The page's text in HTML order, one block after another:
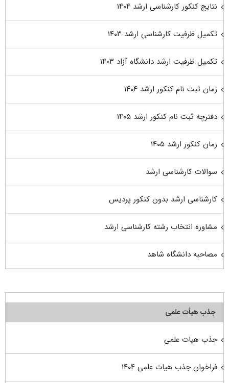
نتایج کنکور کارشناسی ارشد ۱۴۰۴
تکمیل ظرفیت کارشناسی ارشد ۱۴۰۳
تکمیل ظرفیت ارشد دانشگاه آزاد ۱۴۰۳
زمان ثبت نام کنکور ارشد ۱۴۰۴
دفترچه ثبت نام کنکور ارشد ۱۴۰۵
زمان کنکور ارشد ۱۴۰۵
سوالات کارشناسی ارشد
کارشناسی ارشد بدون کنکور پردیس
مشاوره انتخاب رشته کارشناسی ارشد
مصاحبه دانشگاه شاهد
جذب هیأت علمی
جذب هیات علمی
فراخوان جذب هیات علمی ۱۴۰۴